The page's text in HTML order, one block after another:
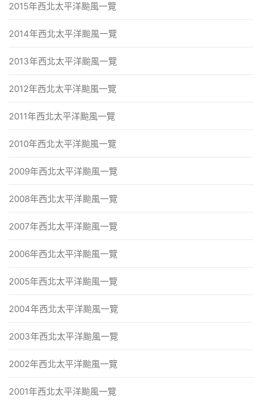
2015年西北太平洋颱風一覽
2014年西北太平洋颱風一覽
2013年西北太平洋颱風一覽
2012年西北太平洋颱風一覽
2011年西北太平洋颱風一覽
2010年西北太平洋颱風一覽
2009年西北太平洋颱風一覽
2008年西北太平洋颱風一覽
2007年西北太平洋颱風一覽
2006年西北太平洋颱風一覽
2005年西北太平洋颱風一覽
2004年西北太平洋颱風一覽
2003年西北太平洋颱風一覽
2002年西北太平洋颱風一覽
2001年西北太平洋颱風一覽